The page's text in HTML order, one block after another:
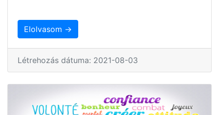
Elolvasom →
Létrehozás dátuma: 2021-08-03